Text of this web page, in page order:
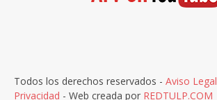
Todos los derechos reservados - Aviso Legal
Privacidad - Web creada por REDTULP.COM